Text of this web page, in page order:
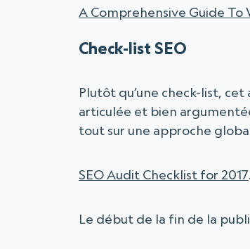
A Comprehensive Guide To
Check-list SEO
Plutôt qu’une check-list,
articulée et bien
tout sur une approche
SEO Audit Checklist for 2017.
Le début de la fin de la